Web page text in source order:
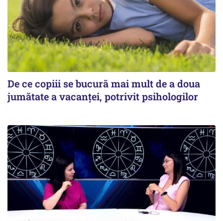
De ce copiii se bucură mai mult de a doua
jumătate a vacanței, potrivit psihologilor